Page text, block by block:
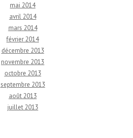
mai 2014
avril 2014
mars 2014
février 2014
décembre 2013
novembre 2013
octobre 2013
septembre 2013
août 2013
juillet 2013